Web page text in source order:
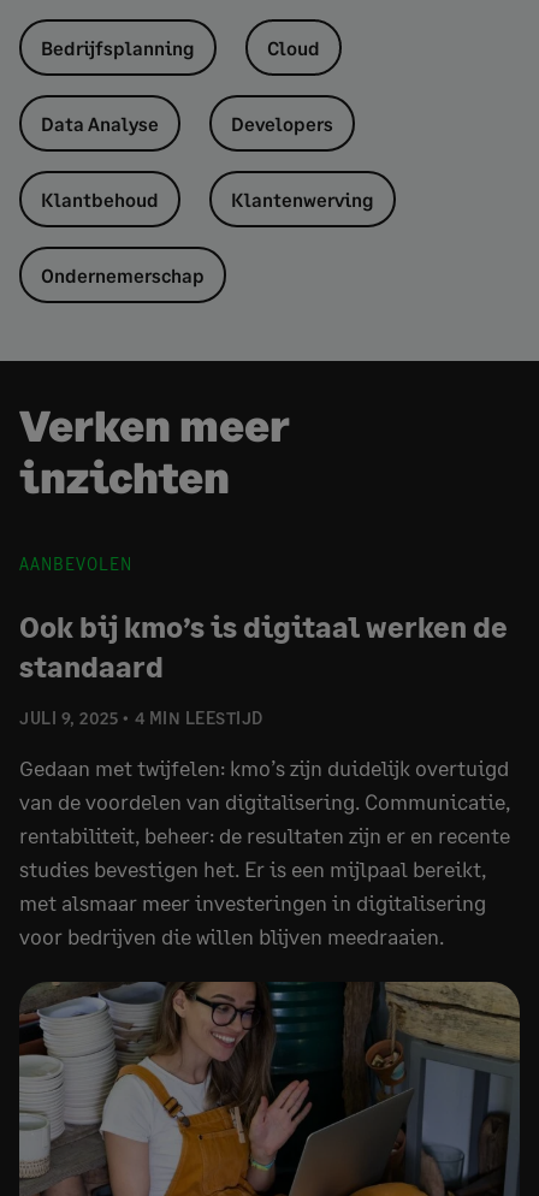
Bedrijfsplanning Cloud
Data Analyse Developers
Klantbehoud Klantenwerving
Ondernemerschap
Verken meer
inzichten
AANBEVOLEN
JULI 9, 2025 4 MIN LEESTIJD
Ook bij kmo’s is digitaal werken de
standaard
Gedaan met twijfelen: kmo’s zijn duidelijk overtuigd
van de voordelen van digitalisering. Communicatie,
rentabiliteit, beheer: de resultaten zijn er en recente
studies bevestigen het. Er is een mijlpaal bereikt,
met alsmaar meer investeringen in digitalisering
voor bedrijven die willen blijven meedraaien.